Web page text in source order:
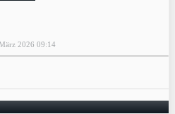
2026 09:14